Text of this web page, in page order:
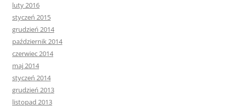
luty 2016
styczeń 2015
grudzień 2014
październik 2014
czerwiec 2014
maj 2014
styczeń 2014
grudzień 2013
listopad 2013